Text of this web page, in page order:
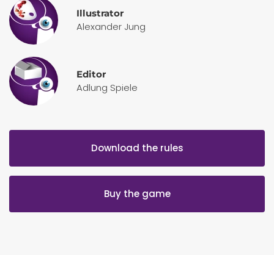
Illustrator
Alexander Jung
Editor
Adlung Spiele
Download the rules
Buy the game